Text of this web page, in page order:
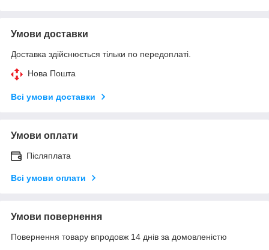
Умови доставки
Доставка здійснюється тільки по передоплаті.
Нова Пошта
Всі умови доставки
Умови оплати
Післяплата
Всі умови оплати
Умови повернення
Повернення товару впродовж 14 днів за домовленістю